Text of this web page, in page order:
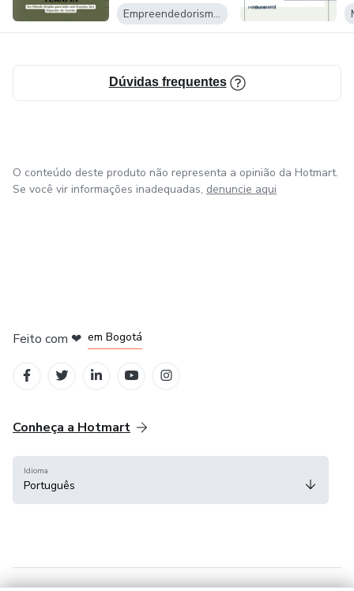
emoç...
Empreendedorismo Digital
Dúvidas frequentes
O conteúdo deste produto não representa a opinião da Hotmart.
Se você vir informações inadequadas, denuncie aqui
Feito com ❤ em Bogotá
Conheça a Hotmart
Idioma
Português